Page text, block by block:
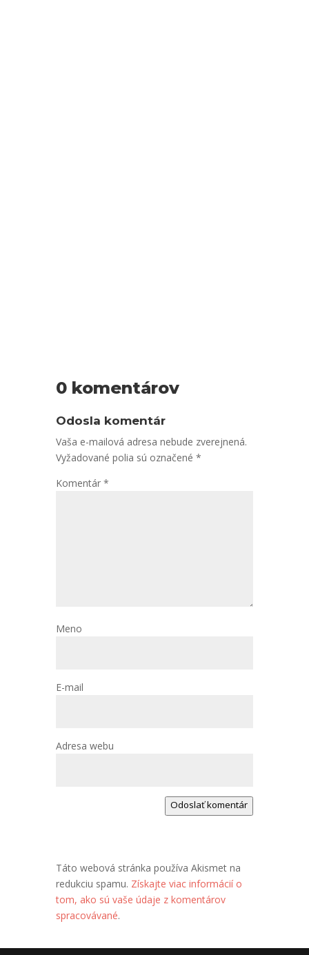
0 komentárov
Odosla komentár
Vaša e-mailová adresa nebude zverejnená.
Vyžadované polia sú označené *
Komentár *
Meno
E-mail
Adresa webu
Odoslať komentár
Táto webová stránka používa Akismet na
redukciu spamu. Získajte viac informácií o
tom, ako sú vaše údaje z komentárov
spracovávané.